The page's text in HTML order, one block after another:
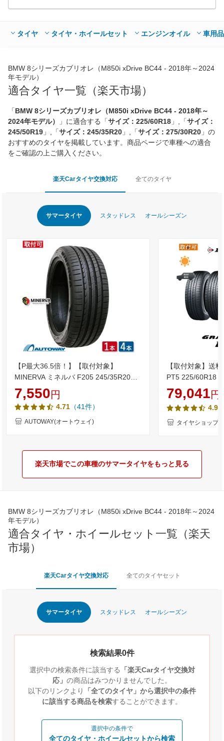
タイヤ タイヤ・ホイールセット エンジンオイル 車用品
BMW 8シリーズカブリオレ（M850i xDrive BC44 - 2018年～2024
年モデル）
適合タイヤ一覧（楽天市場）
「BMW 8シリーズカブリオレ（M850i xDrive BC44 - 2018年～
2024年モデル）
」に適合する「サイズ：225/60R18 」,「サイズ：
245/50R19 」,「サイズ：245/35R20 」,「サイズ：275/30R20 」の
おすすめのタイヤを掲載しています。商品ページで車種への適合
をご確認の上ご購入ください。
楽天Carタイヤ交換対応 全てのタイヤ
サマータイヤ スタッドレス オールシーズン
【P最大36.5倍！】【取付対象】
MINERVA ミネルバ F205 245/35R20
(245/35/20 245-35-20 245/35-20) サマ
ータイヤ 夏タイヤ 単品 2本 4本 20イン
チ
7,550円
4.71 （41件）
AUTOWAY(オートウェイ)
【取付対象】送
PT5 225/60R18
タイヤ ダンロッ
GRANDTREK
79,041円
4.92
タイヤショップ
楽天市場でこの車種のサマータイヤをもっと見る
BMW 8シリーズカブリオレ（M850i xDrive BC44 - 2018年～2024
年モデル）
適合タイヤ・ホイールセット一覧（楽天
市場）
楽天Carタイヤ交換対応 全てのタイヤセット
サマータイヤ スタッドレス オールシーズン
検索結果0件
選択中の検索条件に該当する 「楽天Carタイヤ交換対
応」 の商品はみつかりませんでした。
以下のリンクより
「全てのタイヤ」から選択中の条件
に該当する商品を検索することができます。
選択中の条件で
全てのタイヤ・ホイールセットから検索